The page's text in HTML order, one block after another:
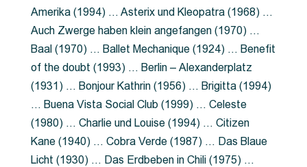
Amerika (1994) … Asterix und Kleopatra (1968) …
Auch Zwerge haben klein angefangen (1970) …
Baal (1970) … Ballet Mechanique (1924) … Benefit
of the doubt (1993) … Berlin – Alexanderplatz
(1931) … Bonjour Kathrin (1956) … Brigitta (1994)
… Buena Vista Social Club (1999) … Celeste
(1980) … Charlie und Louise (1994) … Citizen
Kane (1940) … Cobra Verde (1987) … Das Blaue
Licht (1930) … Das Erdbeben in Chili (1975) …